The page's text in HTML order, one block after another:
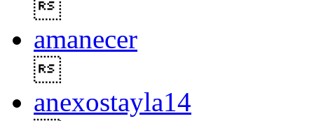
amanecer
anexostayla14